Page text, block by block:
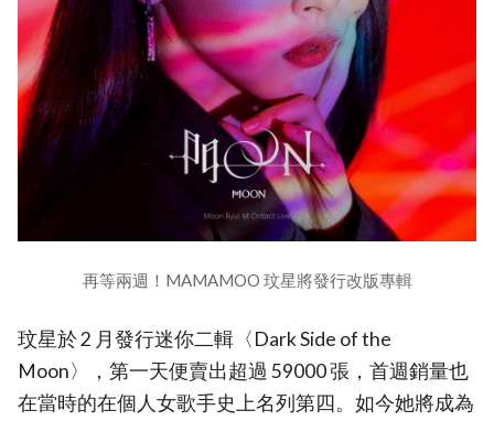
再等兩週！MAMAMOO 玟星將發行改版專輯
玟星於 2 月發行迷你二輯〈Dark Side of the
Moon〉，第一天便賣出超過 59000 張，首週銷量也
在當時的在個人女歌手史上名列第四。如今她將成為